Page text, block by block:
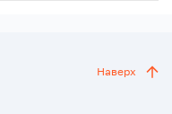
Наверх